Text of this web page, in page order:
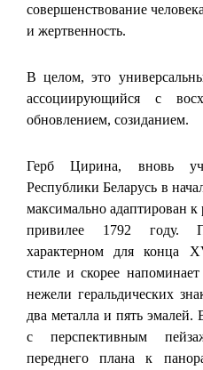
совершенствование
и жертвенность.
В целом, это
ассоциирующийся с
обновлением, созиданием.
Герб Цирина, вновь
Республики Беларусь в
максимально адаптирован
привилее 1792 году.
характерном для конца
стиле и скорее
нежели геральдических
два металла и пять эмалей.
с перспективным
переднего плана к